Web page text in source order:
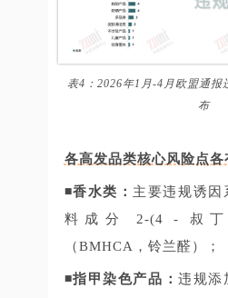
表4：2026年1月-4月欧盟通报
布
各高发品类核心风险点各
◾香水类： 主要违规诱因
料成分 2-(4 - 叔
（BMHCA，铃兰醛）；
◾指甲染色产品：违规添